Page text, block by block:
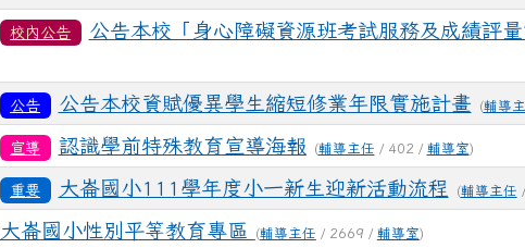
校內公告 公告本校「身心障礙資源班考試服務及成績評量
公告 公告本校資賦優異學生縮短修業年限實施計畫 (輔導
宣導 認識學前特殊教育宣導海報 (輔導主任 / 402 / 輔導室)
重要 大崙國小111學年度小一新生迎新活動流程 (輔導主任
大崙國小性別平等教育專區 (輔導主任 / 2669 / 輔導室)
tad_blocks/file/